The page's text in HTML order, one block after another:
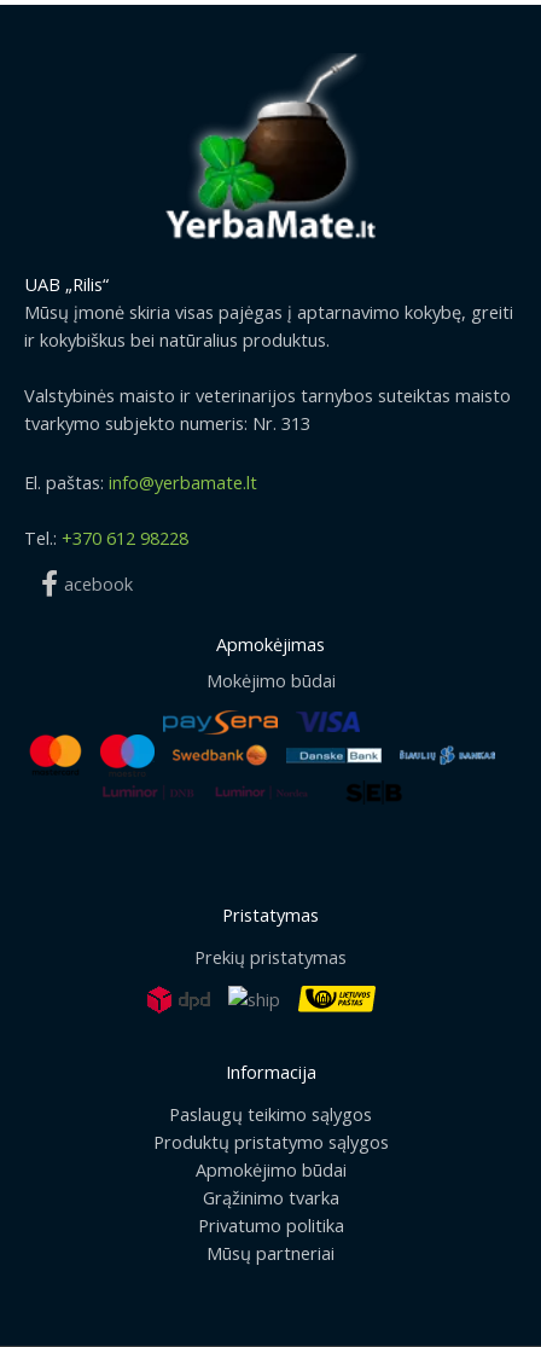
UAB „Rilis“
Mūsų įmonė skiria visas pajėgas į aptarnavimo kokybę, greiti
ir kokybiškus bei natūralius produktus.
Valstybinės maisto ir veterinarijos tarnybos suteiktas maisto
tvarkymo subjekto numeris: Nr. 313
El. paštas: info@yerbamate.lt
Tel.: +370 612 98228
acebook
Apmokėjimas
Mokėjimo būdai
Pristatymas
Prekių pristatymas
Informacija
Paslaugų teikimo sąlygos
Produktų pristatymo sąlygos
Apmokėjimo būdai
Grąžinimo tvarka
Privatumo politika
Mūsų partneriai